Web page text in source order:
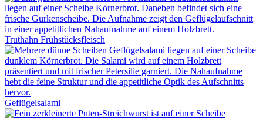
Truthahn Frühstücksfleisch
Geflügelsalami